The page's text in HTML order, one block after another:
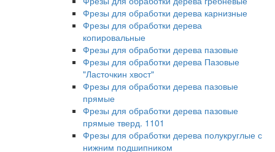
Фрезы для обработки дерева карнизные
Фрезы для обработки дерева
копировальные
Фрезы для обработки дерева пазовые
Фрезы для обработки дерева Пазовые
"Ласточкин хвост"
Фрезы для обработки дерева пазовые
прямые
Фрезы для обработки дерева пазовые
прямые тверд. 1101
Фрезы для обработки дерева полукруглые с
нижним подшипником